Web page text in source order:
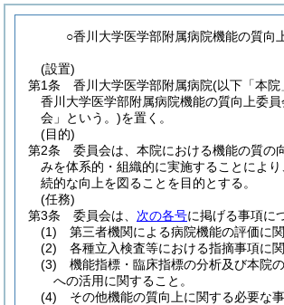
○香川大学医学部附属病院機能の質向
(設置)
第1条
香川大学医学部附属病院(以下「本院
香川大学医学部附属病院機能の質向上委員
会」という。)を置く。
(目的)
第2条
委員会は、本院における機能の質の
みを体系的・組織的に実施することによ
続的な向上を図ることを目的とする。
(任務)
第3条
委員会は、 次の各号に掲げる事項に
(1)
第三者機関による病院機能の評価に関
(2)
各種立入検査等における指摘事項に関
(3)
機能指標・臨床指標の分析及び本院
への活用に関すること。
(4)
その他機能の質向上に関する必要な